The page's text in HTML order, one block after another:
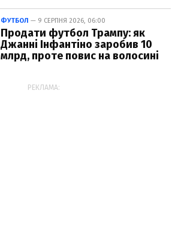
ФУТБОЛ — 9 СЕРПНЯ 2026, 06:00
Продати футбол Трампу: як
Джанні Інфантіно заробив 10
млрд, проте повис на волосині
РЕКЛАМА: